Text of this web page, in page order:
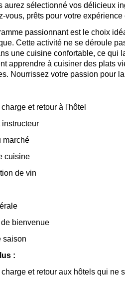
aurez sélectionné vos délicieux
vous, prêts pour votre expérience
passionnant est le choix
Cette activité ne se déroule
une cuisine confortable, ce qui
apprendre à cuisiner des plats
Nourrissez votre passion pour
et retour à l'hôtel
instructeur
marché
cuisine
de vin
bienvenue
saison
:
charge et retour aux hôtels qui ne